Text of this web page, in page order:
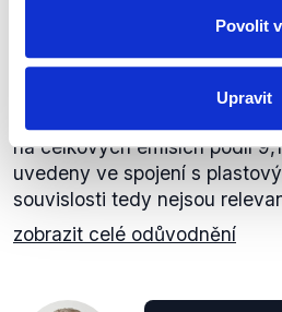
Povolit
Upravit
ZAVÁDĚJÍCÍ
Uvedené země se řadí k
na celkových emisích podíl
uvedeny ve spojení s
souvislosti tedy nejsou
zobrazit celé odůvodnění